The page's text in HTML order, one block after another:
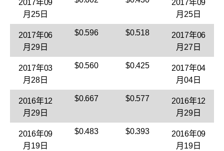
2017年09
月25日
2017年09
月25日
2017年06
月29日
$0.596 $0.518
2017年06
月27日
2017年03
月28日
$0.560 $0.425
2017年04
月04日
2016年12
月29日
$0.667 $0.577
2016年12
月29日
2016年09
月19日
$0.483 $0.393
2016年09
月19日